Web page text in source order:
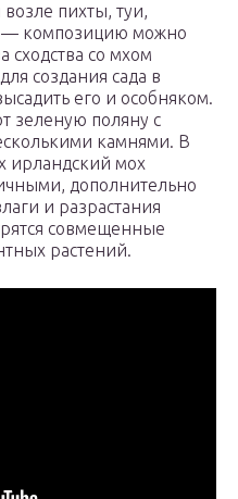
пихты, туи,
— композицию можно
сходства со мхом
создания сада в
его и особняком.
зеленую поляну с
камнями. В
ирландский мох
дополнительно
и разрастания
совмещенные
растений.